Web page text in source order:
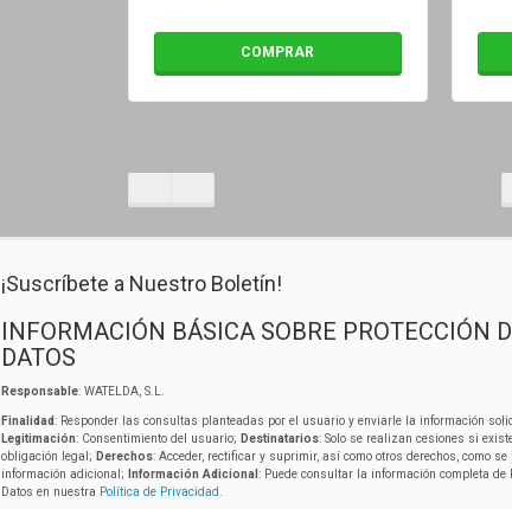
COMPRAR
¡Suscríbete a Nuestro Boletín!
INFORMACIÓN BÁSICA SOBRE PROTECCIÓN
DATOS
Responsable: WATELDA, S.L.
Finalidad: Responder las consultas planteadas por el usuario y enviarle la información
Legitimación: Consentimiento del usuario; Destinatarios: Solo se realizan cesiones si
obligación legal; Derechos: Acceder, rectificar y suprimir, así como otros derechos, como
información adicional;
Información Adicional : Puede consultar la información completa de
Datos en nuestra Política de Privacidad